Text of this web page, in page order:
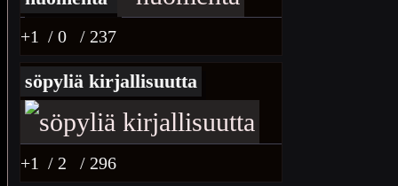
+1 / 0 / 237
söpyliä kirjallisuutta
+1 / 2 / 296